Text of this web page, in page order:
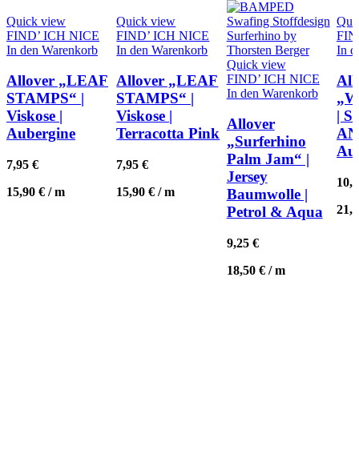
Quick view
FIND’ ICH NICE
In den Warenkorb
Allover „LEAF
STAMPS“ |
Viskose |
Aubergine
7,95 €
15,90 € /m
Quick view
FIND’ ICH NICE
In den Warenkorb
Allover „LEAF
STAMPS“ |
Viskose |
Terracotta Pink
7,95€
15,90€ /m
Quick view
FIND’ ICH NICE
In den Warenkorb
Allover
„Surferhino
Palm Jam“ |
Jersey
Baumwolle |
Petrol & Aqua
9,25 €
18,50 €/m
In
|